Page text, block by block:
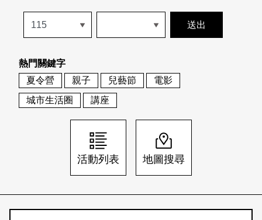
歷史專題
活動列表
地圖搜尋
關於我們
關於我們
刊物索取地點
會員基本資料
刊登活動
網站導覽 English
日本語 登入/註冊
熱門關鍵字
夏令營
親子 兒藝節
電影
城市生活圈
講座
活動列表 地圖搜尋